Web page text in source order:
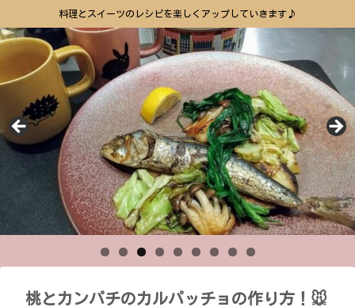
料理とスイーツのレシピを楽しくアップしていきます♪
桃とカンパチのカルパッチョの作り方！🐭